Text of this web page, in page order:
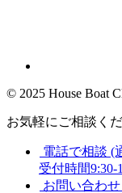
©︎ 2025 House Boat
お気軽にご相談く
電話で相談 (
受付時間9:30-
お問い合わ